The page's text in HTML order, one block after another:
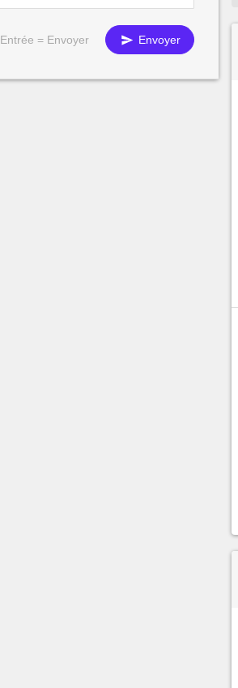
Entrée = Envoyer Envoyer